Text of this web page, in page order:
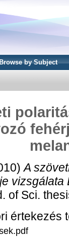
by Subject
A
of Sci.
értekezés